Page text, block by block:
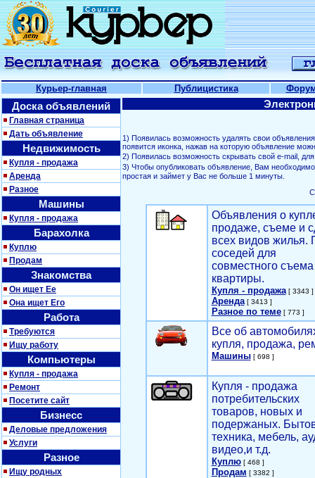
Курьер-главная Публицистика
Доска объявлений
Главная страница
Дать объявление
Недвижимость
Купля - продажа
Аренда
Разное
Машины
Купля - продажа
Барахолка
Куплю
Продам
Знакомства
Он ищет Ее
Она ищет Его
Работа
Требуются
Ищу работу
Компьютеры
Купля - продажа
Ремонт
Посетите сайт
Бизнесс
Деловые предложения
Услуги
Разное
Ищу родных
1) Появилась возможность удалять свои
появится иконка, нажав на которую объявление
2) Появилась возможность скрывать свой е-mail,
3) Чтобы опубликовать объявление, Вам
простая и займет у Вас не больше 1 минуты.
Объявления о
продаже, съеме и
всех видов жилья.
соседей для
совместного съема
квартиры.
Купля - продажа[ 3343 ]
Аренда[ 3413 ]
Разное по теме[ 773 ]
Все об
купля, продажа,
Машины[ 698 ]
Купля - продажа
потребительских
товаров, новых и
подержаных.
техника, мебель,
видео,и т.д.
Куплю[ 468 ]
Продам [ 3382 ]